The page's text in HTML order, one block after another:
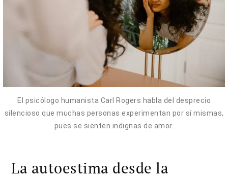
El psicólogo humanista Carl Rogers habla del desprecio
silencioso que muchas personas experimentan por sí mismas,
pues se sienten indignas de amor.
La autoestima desde la